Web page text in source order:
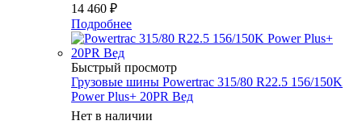
14 460 ₽
Подробнее
Быстрый просмотр
Грузовые шины Powertrac 315/80 R22.5 156/150K
Power Plus+ 20PR Вед
Нет в наличии